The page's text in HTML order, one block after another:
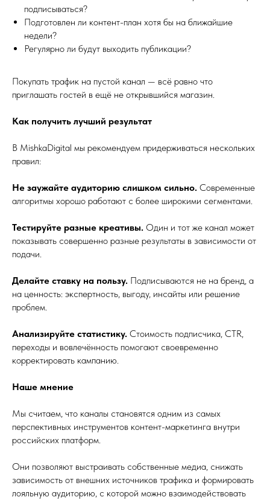
подписываться?
Подготовлен ли контент-план хотя бы на ближайшие
недели?
Регулярно ли будут выходить публикации?
Покупать трафик на пустой канал — всё равно что
приглашать гостей в ещё не открывшийся магазин.
Как получить лучший результат
В MishkaDigital мы рекомендуем придерживаться нескольких
правил:
Не заужайте аудиторию слишком сильно. Современные
алгоритмы хорошо работают с более широкими сегментами.
Тестируйте разные креативы. Один и тот же канал может
показывать совершенно разные результаты в зависимости от
подачи.
Делайте ставку на пользу. Подписываются не на бренд, а
на ценность: экспертность, выгоду, инсайты или решение
проблем.
Анализируйте статистику. Стоимость подписчика, CTR,
переходы и вовлечённость помогают своевременно
корректировать кампанию.
Наше мнение
Мы считаем, что каналы становятся одним из самых
перспективных инструментов контент-маркетинга внутри
российских платформ.
Они позволяют выстраивать собственные медиа, снижать
зависимость от внешних источников трафика и формировать
лояльную аудиторию, с которой можно взаимодействовать